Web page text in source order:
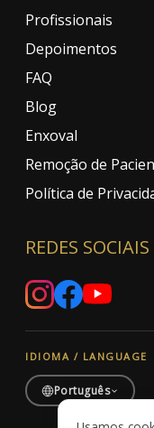
Profissionais
Depoimentos
FAQ
Blog
Enxoval
Remoção de
Política de
REDES SOCIAIS
IDIOMA / LANGUAGE
Português